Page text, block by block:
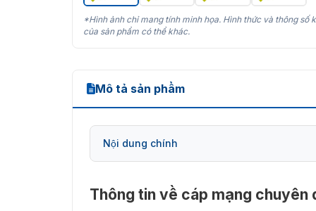
*Hình ảnh chỉ mang tính minh họa. Hình thức và thông số
của sản phẩm có thể khác.
Mô tả sản phẩm
Nội dung chính
Thông tin về cáp mạng chuyên